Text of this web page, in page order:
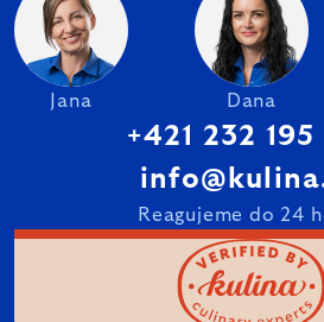
Jana Dana
+421 232 195
Reagujeme do 24